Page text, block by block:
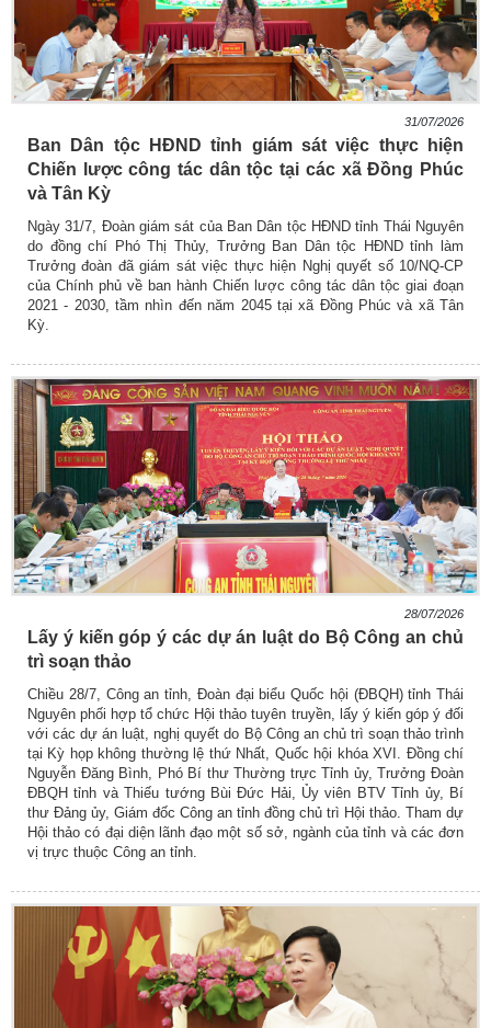
31/07/2026
Ban Dân tộc HĐND tỉnh giám sát việc thực hiện
Chiến lược công tác dân tộc tại các xã Đồng Phúc
và Tân Kỳ
Ngày 31/7, Đoàn giám sát của Ban Dân tộc HĐND tỉnh Thái Nguyên
do đồng chí Phó Thị Thủy, Trưởng Ban Dân tộc HĐND tỉnh làm
Trưởng đoàn đã giám sát việc thực hiện Nghị quyết số 10/NQ-CP
của Chính phủ về ban hành Chiến lược công tác dân tộc giai đoạn
2021 - 2030, tầm nhìn đến năm 2045 tại xã Đồng Phúc và xã Tân
Kỳ.
28/07/2026
Lấy ý kiến góp ý các dự án luật do Bộ Công an chủ
trì soạn thảo
Chiều 28/7, Công an tỉnh, Đoàn đại biểu Quốc hội (ĐBQH) tỉnh Thái
Nguyên phối hợp tổ chức Hội thảo tuyên truyền, lấy ý kiến góp ý đối
với các dự án luật, nghị quyết do Bộ Công an chủ trì soạn thảo trình
tại Kỳ họp không thường lệ thứ Nhất, Quốc hội khóa XVI. Đồng chí
Nguyễn Đăng Bình, Phó Bí thư Thường trực Tỉnh ủy, Trưởng Đoàn
ĐBQH tỉnh và Thiếu tướng Bùi Đức Hải, Ủy viên BTV Tỉnh ủy, Bí
thư Đảng ủy, Giám đốc Công an tỉnh đồng chủ trì Hội thảo. Tham dự
Hội thảo có đại diện lãnh đạo một số sở, ngành của tỉnh và các đơn
vị trực thuộc Công an tỉnh.